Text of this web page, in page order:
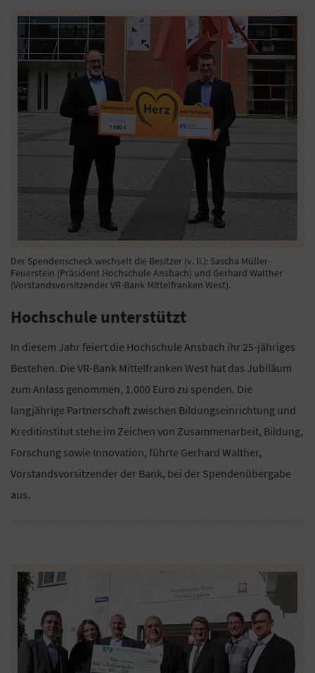
Der Spendenscheck wechselt die Besitzer (v. li.): Sascha Müller-
Feuerstein (Präsident Hochschule Ansbach) und Gerhard Walther
(Vorstandsvorsitzender VR-Bank Mittelfranken West).
Hochschule unterstützt
In diesem Jahr feiert die Hochschule Ansbach ihr 25-jähriges
Bestehen. Die VR-Bank Mittelfranken West hat das Jubiläum
zum Anlass genommen, 1.000 Euro zu spenden. Die
langjährige Partnerschaft zwischen Bildungseinrichtung und
Kreditinstitut stehe im Zeichen von Zusammenarbeit, Bildung,
Forschung sowie Innovation, führte Gerhard Walther,
Vorstandsvorsitzender der Bank, bei der Spendenübergabe
aus.